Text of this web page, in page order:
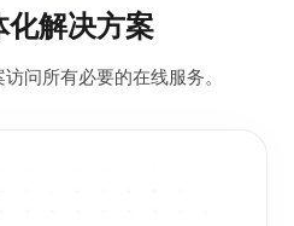
化解决方案
问所有必要的在线服务。